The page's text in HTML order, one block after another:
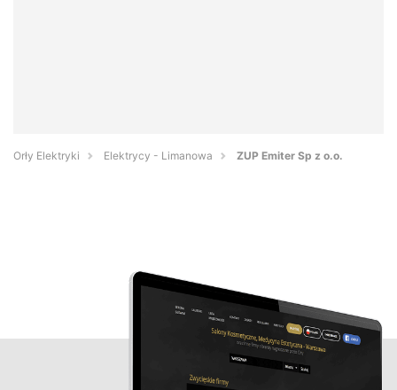
Orły Elektryki Elektrycy - Limanowa ZUP Emiter Sp z o.o.